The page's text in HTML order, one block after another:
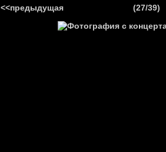
<<предыдущая (27/39)